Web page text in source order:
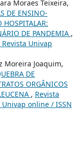
Moraes Teixeira,
DE ENSINO-
DE PANDEMIA ,
Univap
Moreira Joaquim,
DE
ORGÂNICOS
, Revista
Univap online / ISSN